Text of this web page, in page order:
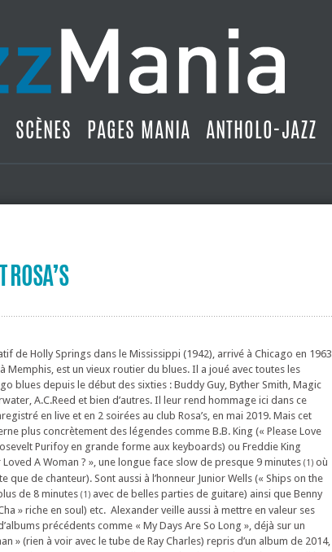
SCÈNES PAGES MANIA ANTHOLO-JAZZ
ROSA’S
de Holly Springs dans le Mississippi (1942), arrivé à Chicago en 1963
Memphis, est un vieux routier du blues. Il a joué avec toutes les
blues depuis le début des sixties : Buddy Guy, Byther Smith, Magic
A.C.Reed et bien d’autres. Il leur rend hommage ici dans ce
en live et en 2 soirées au club Rosa’s, en mai 2019. Mais cet
plus concrètement des légendes comme B.B. King (« Please Love
Purifoy en grande forme aux keyboards) ou Freddie King
Loved A Woman ? », une longue face slow de presque 9 minutes (1) où
de chanteur). Sont aussi à l’honneur Junior Wells (« Ships on the
de 8 minutes (1) avec de belles parties de guitare) ainsi que Benny
» riche en soul) etc. Alexander veille aussi à mettre en valeur ses
précédents comme « My Days Are So Long », déjà sur un
» (rien à voir avec le tube de Ray Charles) repris d’un album de 2014,